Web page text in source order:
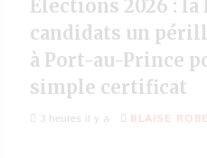
Élections 2026 : la
candidats un
à Port-au-Prince
simple certificat
3 heures il y a BLAISE